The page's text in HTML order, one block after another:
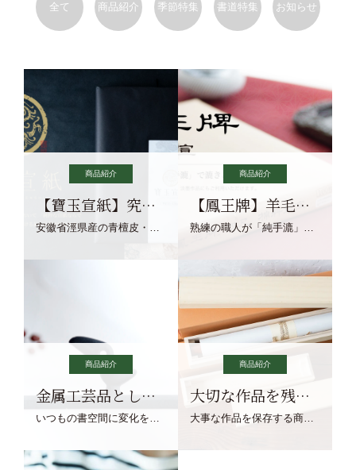
全て 商品紹介 季節特集 書道特集 お知らせ
商品紹介
【寶玉宣紙】究極の純粋な宣紙を目指す寶玉宣紙
安徽省涇県産の青檀皮・砂田稲藁・清らかな渓流水、熟練手漉き職人の卓越した手漉技術による最高級の純宣紙です。
商品紹介
【鳳王牌】羊毛筆×濃墨での揮毫に最適な宣紙系画仙紙
熟練の職人が「純手漉」で漉きあげる書画紙。宣紙を好まれるお客様向けの棉料単宣に漉きあげました。
商品紹介
金属工芸品としての文鎮
いつもの書空間に変化を与えてくれる、見ているだけで愉しくなる金属工芸品の文鎮をご紹介します。
商品紹介
大切な作品を残す作品保存商品
大事な作品を保存する商品を取りまとめてご紹介ます。